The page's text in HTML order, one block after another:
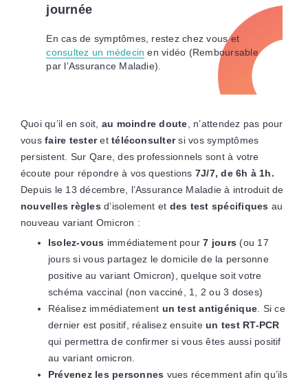
journée
En cas de symptômes, restez chez vous et
consultez un médecin en vidéo (Remboursable
par l’Assurance Maladie).
Quoi qu’il en soit, au moindre doute , n’attendez pas pour
vousfaire testerettéléconsultersi vos symptômes
persistent. Sur Qare, des professionnels sont à votre
écoute pour répondre à vos questions 7J/7, de 6h à 1h.
Depuis le 13 décembre, l’Assurance Maladie à introduit de
nouvelles règles d’isolement et des test spécifiques au
nouveau variant Omicron :
Isolez-vous immédiatement pour7 jours (ou 17
jours si vous partagez le domicile de la personne
positive au variant Omicron), quelque soit votre
schéma vaccinal (non vacciné, 1, 2 ou 3 doses)
Réalisez immédiatement un test antigénique . Si ce
dernier est positif, réalisez ensuiteun test RT-PCR
qui permettra de confirmer si vous êtes aussi positif
au variant omicron.
Prévenez les personnes vues récemment afin qu’ils